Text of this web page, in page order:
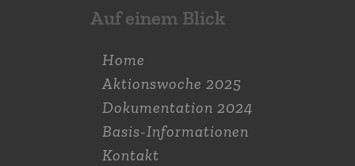
Auf einem Blick
Home
Aktions­woche 2025
Dokumen­tation 2024
Basis-Informationen
Kontakt